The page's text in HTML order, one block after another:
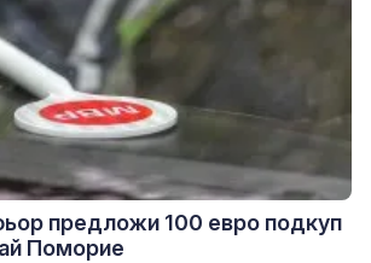
предложи 100 евро подкуп
Поморие